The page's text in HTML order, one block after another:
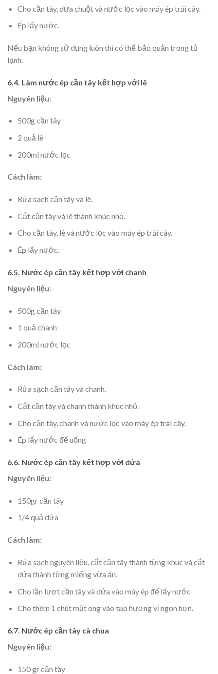
Cho cần tây, dưa chuột và nước lọc vào máy ép trái cây.
Ép lấy nước.
Nếu bạn không sử dụng luôn thì có thể bảo quản trong tủ
lạnh.
6.4. Làm nước ép cần tây kết hợp với lê
Nguyên liệu:
500g cần tây
2 quả lê
200ml nước lọc
Cách làm:
Rửa sạch cần tây và lê.
Cắt cần tây và lê thành khúc nhỏ.
Cho cần tây, lê và nước lọc vào máy ép trái cây.
Ép lấy nước.
6.5. Nước ép cần tây kết hợp với chanh
Nguyên liệu:
500g cần tây
1 quả chanh
200ml nước lọc
Cách làm:
Rửa sạch cần tây và chanh.
Cắt cần tây và chanh thành khúc nhỏ.
Cho cần tây, chanh và nước lọc vào máy ép trái cây.
Ép lấy nước để uống
6.6. Nước ép cần tây kết hợp với dứa
Nguyên liệu:
150gr cần tây
1/4 quả dứa
Cách làm:
Rửa sạch nguyên liệu, cắt cần tây thành từng khuc và cắt
dứa thành từng miếng vừa ăn.
Cho lần lượt cần tây và dứa vào máy ép để lấy nước
Cho thêm 1 chút mật ong vào tạo hương vị ngon hơn.
6.7. Nước ép cần tây cà chua
Nguyên liệu:
150 gr cần tây